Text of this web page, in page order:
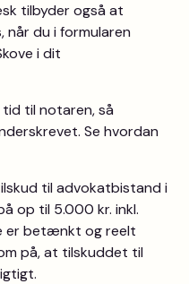
tilbyder også at
du i formularen
i dit
til notaren, så
Se hvordan
til advokatbistand i
op til 5.000 kr. inkl.
er betænkt og reelt
på, at tilskuddet til